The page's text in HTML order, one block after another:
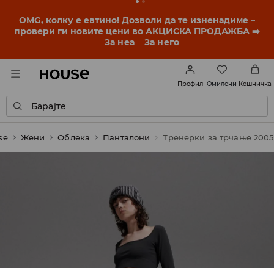
OMG, колку е евтино! Дозволи да те изненадиме –
провери ги новите цени во АКЦИСКА ПРОДАЖБА ➡️
За неа
За него
Профил Омилени Кошничка
Барајте
Жени Облека Панталони Тренерки за трчање 2005